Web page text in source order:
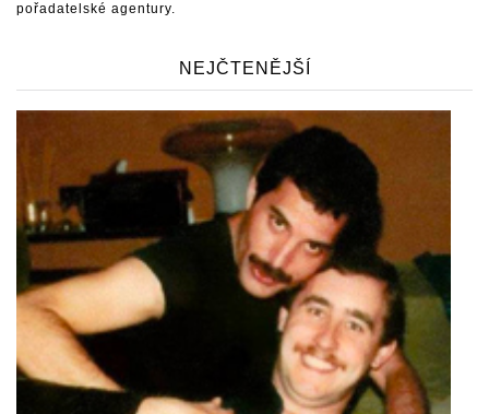
pořadatelské agentury.
NEJČTENĚJŠÍ